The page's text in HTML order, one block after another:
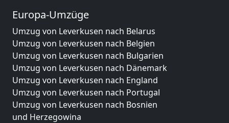
Europa-Umzüge
Umzug von Leverkusen nach Belarus
Umzug von Leverkusen nach Belgien
Umzug von Leverkusen nach Bulgarien
Umzug von Leverkusen nach Dänemark
Umzug von Leverkusen nach England
Umzug von Leverkusen nach Portugal
Umzug von Leverkusen nach Bosnien
und Herzegowina